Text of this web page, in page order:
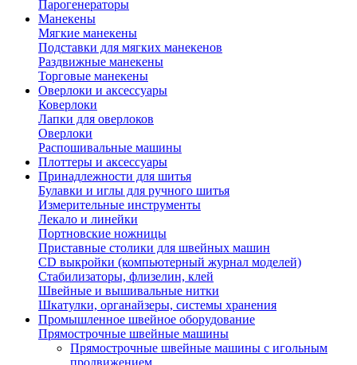
Парогенераторы
Манекены
Мягкие манекены
Подставки для мягких манекенов
Раздвижные манекены
Торговые манекены
Оверлоки и аксессуары
Коверлоки
Лапки для оверлоков
Оверлоки
Распошивальные машины
Плоттеры и аксессуары
Принадлежности для шитья
Булавки и иглы для ручного шитья
Измерительные инструменты
Лекало и линейки
Портновские ножницы
Приставные столики для швейных машин
СD выкройки (компьютерный журнал моделей)
Стабилизаторы, флизелин, клей
Швейные и вышивальные нитки
Шкатулки, органайзеры, системы хранения
Промышленное швейное оборудование
Прямострочные швейные машины
Прямострочные швейные машины с игольным
продвижением